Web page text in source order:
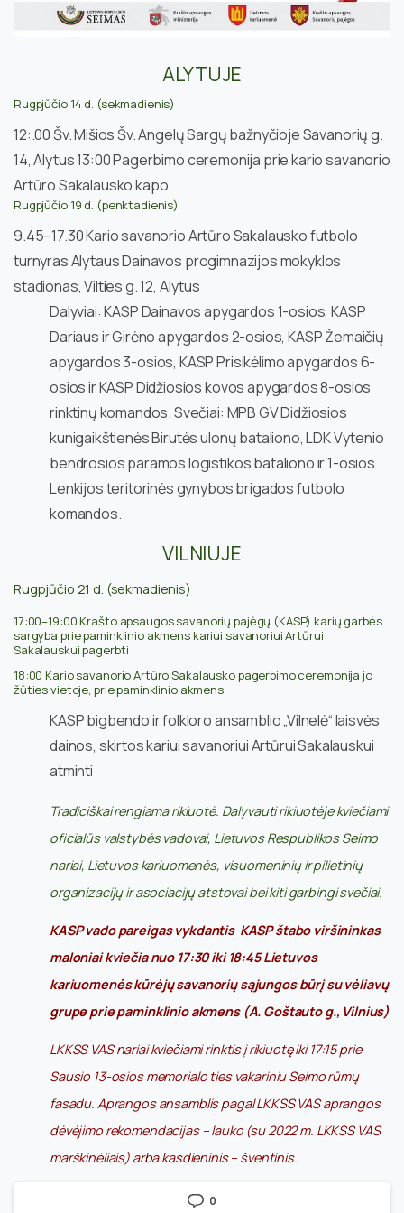
ALYTUJE
Rugpjūčio 14 d. (sekmadienis)
12:.00 Šv. Mišios Šv. Angelų Sargų bažnyčioje Savanorių g.
14, Alytus 13:00 Pagerbimo ceremonija prie kario savanorio
Artūro Sakalausko kapo
Rugpjūčio 19 d. (penktadienis)
9.45–17.30 Kario savanorio Artūro Sakalausko futbolo
turnyras Alytaus Dainavos progimnazijos mokyklos
stadionas, Vilties g. 12, Alytus
Dalyviai: KASP Dainavos apygardos 1-osios, KASP
Dariaus ir Girėno apygardos 2-osios, KASP Žemaičių
apygardos 3-osios, KASP Prisikėlimo apygardos 6-
osios ir KASP Didžiosios kovos apygardos 8-osios
rinktinų komandos. Svečiai: MPB GV Didžiosios
kunigaikštienės Birutės ulonų bataliono, LDK Vytenio
bendrosios paramos logistikos bataliono ir 1-osios
Lenkijos teritorinės gynybos brigados futbolo
komandos.
VILNIUJE
Rugpjūčio 21 d. (sekmadienis)
17:00–19:00 Krašto apsaugos savanorių pajėgų (KASP) karių garbės
sargyba prie paminklinio akmens kariui savanoriui Artūrui
Sakalauskui pagerbti
18:00 Kario savanorio Artūro Sakalausko pagerbimo ceremonija jo
žūties vietoje, prie paminklinio akmens
KASP bigbendo ir folkloro ansamblio „Vilnelė“ laisvės
dainos, skirtos kariui savanoriui Artūrui Sakalauskui
atminti
Tradiciškai rengiama rikiuotė. Dalyvauti rikiuotėje kviečiami
oficialūs valstybės vadovai, Lietuvos Respublikos Seimo
nariai, Lietuvos kariuomenės, visuomeninių ir pilietinių
organizacijų ir asociacijų atstovai bei kiti garbingi svečiai.
KASP vado pareigas vykdantis KASP štabo viršininkas
maloniai kviečia nuo 17:30 iki 18:45 Lietuvos
kariuomenės kūrėjų savanorių sąjungos būrį su vėliavų
grupe prie paminklinio akmens (A. Goštauto g., Vilnius)
LKKSS VAS nariai kviečiami rinktis į rikiuotę iki 17:15 prie
Sausio 13-osios memorialo ties vakariniu Seimo rūmų
fasadu. Aprangos ansamblispagal LKKSS VAS aprangos
dėvėjimo rekomendacijas– lauko (su 2022 m. LKKSS VAS
marškinėliais) arba kasdieninis – šventinis.
0